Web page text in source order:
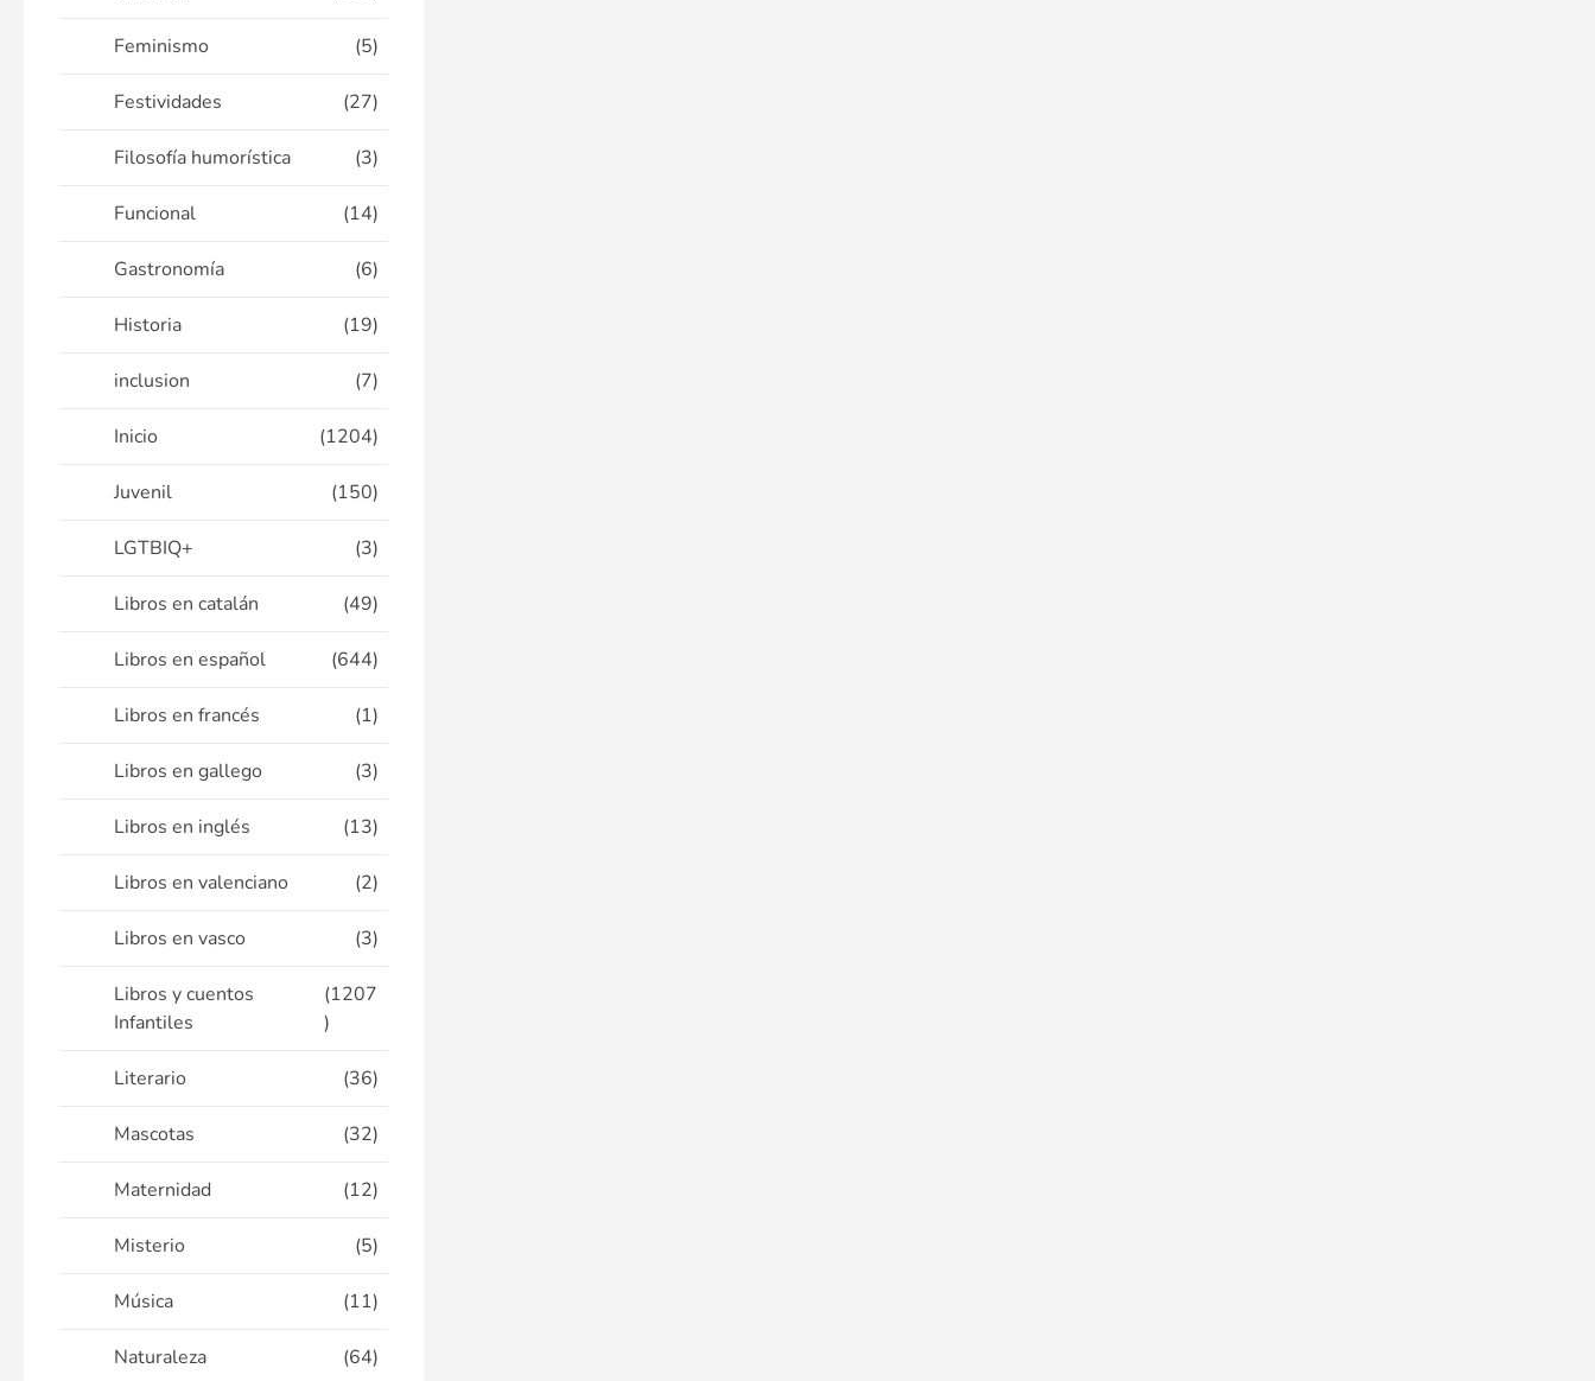
Feminismo (5)
Festividades (27)
Filosofía humorística (3)
Funcional (14)
Gastronomía (6)
Historia (19)
inclusion (7)
Inicio (1204)
Juvenil (150)
LGTBIQ+ (3)
Libros en catalán (49)
Libros en español (644)
Libros en francés (1)
Libros en gallego (3)
Libros en inglés (13)
Libros en valenciano (2)
Libros en vasco (3)
Libros y cuentos
Infantiles
(1207
)
Literario (36)
Mascotas (32)
Maternidad (12)
Misterio (5)
Música (11)
Naturaleza (64)